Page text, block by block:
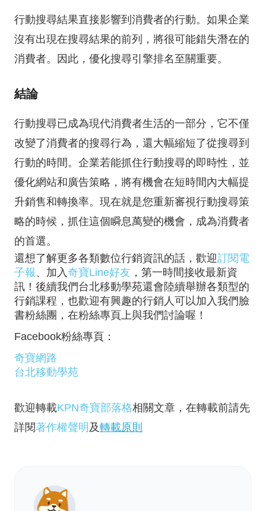
行動搜尋結果直接影響到消費者的行動。如果企業
沒有出現在搜尋結果的前列，將很可能錯失潛在的
消費者。因此，優化搜尋引擎排名至關重要。
結論
行動搜尋已成為現代消費者生活的一部分，它不僅
改變了消費者的搜尋行為，還大幅縮短了從搜尋到
行動的時間。企業若能抓住行動搜尋的即時性，並
優化網站和廣告策略，將有機會在短時間內大幅提
升銷售和轉換率。現在就是您重新審視行動搜尋策
略的時候，抓住這個瞬息萬變的機會，成為消費者
的首選。
還想了解更多各類數位行銷資訊的話，歡迎訂閱電
子報 、加入奇寶Line好友 ，第一時間接收最新資
訊！後續我們台北移動學苑還會陸續舉辦各類型的
行銷課程，也歡迎有興趣的行銷人可以加入我們臉
書粉絲團，在粉絲專頁上與我們討論喔！
Facebook粉絲專頁：
奇寶網路
台北移動學苑
歡迎轉載KPN奇寶部落格相關文章，在轉載前請先
詳閱著作權聲明 及轉載原則